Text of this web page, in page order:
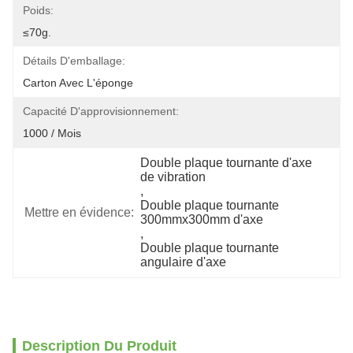
Poids:
≤70g.
Détails D'emballage:
Carton Avec L'éponge
Capacité D'approvisionnement:
1000 / Mois
Mettre en évidence:
Double plaque tournante d'axe
de vibration
,
Double plaque tournante
300mmx300mm d'axe
,
Double plaque tournante
angulaire d'axe
Description Du Produit